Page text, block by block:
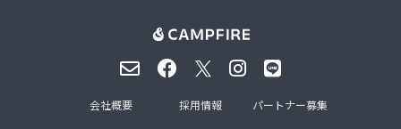
会社概要 採用情報 パートナー募集